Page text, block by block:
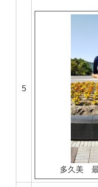
5
多久美 最